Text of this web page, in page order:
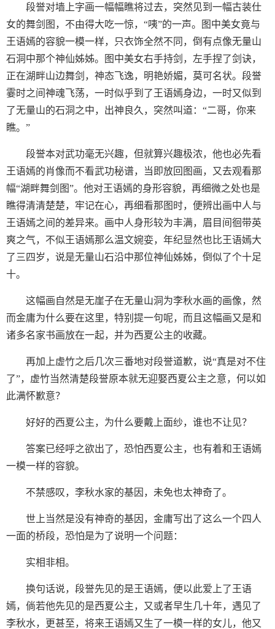
段誉对墙上字画一幅幅瞧将过去，突然见到一幅古装仕
女的舞剑图，不由得大吃一惊，“咦”的一声。图中美女竟与
王语嫣的容貌一模一样，只衣饰全然不同，倒有点像无量山
石洞中那个神仙姊姊。图中美女右手持剑，左手捏了剑诀，
正在湖畔山边舞剑，神态飞逸，明艳娇媚，莫可名状。段誉
霎时之间神魂飞荡，一时似乎到了王语嫣身边，一时又似到
了无量山的石洞之中，出神良久，突然叫道：“二哥，你来
瞧。”
段誉本对武功毫无兴趣，但就算兴趣极浓，他也必先看
王语嫣的肖像而不看武功秘谱，当即放回图画，又去观看那
幅“湖畔舞剑图”。他对王语嫣的身形容貌，再细微之处也是
瞧得清清楚楚，牢记在心，再细看那图时，便辨出画中人与
王语嫣之间的差异来。画中人身形较为丰满，眉目间徊带英
爽之气，不似王语嫣那么温文婉娈，年纪显然也比王语嫣大
了三四岁，说是无量山石沿中那位神仙姊姊，倒似了个十足
十。
这幅画自然是无崖子在无量山洞为李秋水画的画像，然
而金庸为什么要在这里，特别提一句呢，而且这幅画又是和
诸多名家书画放在一起，并为西夏公主的收藏。
再加上虚竹之后几次三番地对段誉道歉，说“真是对不住
了”，虚竹当然清楚段誉原本就无迎娶西夏公主之意，何以如
此满怀歉意？
好好的西夏公主，为什么要戴上面纱，谁也不让见？
答案已经呼之欲出了，恐怕西夏公主，也有着和王语嫣
一模一样的容貌。
不禁感叹，李秋水家的基因，未免也太神奇了。
世上当然是没有神奇的基因，金庸写出了这么一个四人
一面的桥段，恐怕是为了说明一个问题：
实相非相。
换句话说，段誉先见的是王语嫣，便以此爱上了王语
嫣，倘若他先见的是西夏公主，又或者早生几十年，遇见了
李秋水，更甚至，将来王语嫣又生了一模一样的女儿，他又